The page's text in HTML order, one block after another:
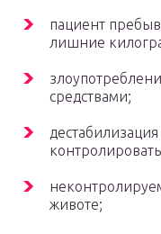
пациент
лишние
средствами;
животе;